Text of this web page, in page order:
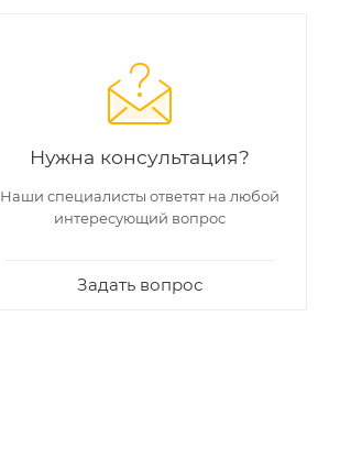
Нужна консультация?
Наши специалисты ответят на любой
интересующий вопрос
Задать вопрос